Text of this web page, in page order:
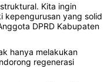
Kita ingin
kepengurusan yang solid
DPRD Kabupaten
hanya melakukan
regenerasi